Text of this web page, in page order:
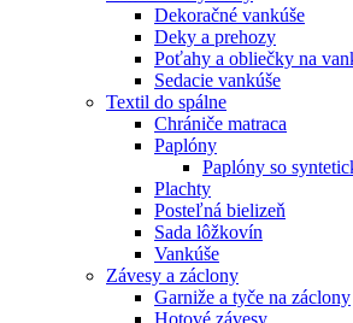
Dekoračné vankúše
Deky a prehozy
Poťahy a obliečky na
Sedacie vankúše
Textil do spálne
Chrániče matraca
Paplóny
Paplóny so
Plachty
Posteľná bielizeň
Sada lôžkovín
Vankúše
Závesy a záclony
Garniže a tyče na záclony
Hotové závesy